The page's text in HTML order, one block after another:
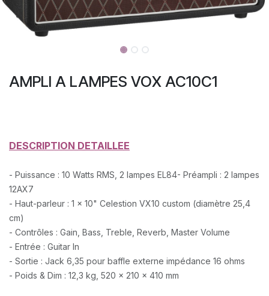
AMPLI A LAMPES VOX AC10C1
DESCRIPTION DETAILLEE
- Puissance : 10 Watts RMS, 2 lampes EL84- Préampli : 2 lampes
12AX7
- Haut-parleur : 1 x 10" Celestion VX10 custom (diamètre 25,4
cm)
- Contrôles : Gain, Bass, Treble, Reverb, Master Volume
- Entrée : Guitar In
- Sortie : Jack 6,35 pour baffle externe impédance 16 ohms
- Poids & Dim : 12,3 kg, 520 x 210 x 410 mm